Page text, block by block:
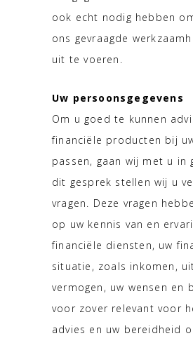
ook echt nodig hebben
ons gevraagde
uit te voeren.
Uw persoonsgegevens
Om u goed te kunnen
financiële producten bij
passen, gaan wij met u in
dit gesprek stellen wij u
vragen. Deze vragen
op uw kennis van en
financiële diensten, uw
situatie, zoals inkomen,
vermogen, uw wensen en
voor zover relevant voor
advies en uw bereidheid